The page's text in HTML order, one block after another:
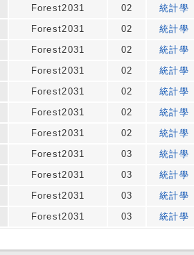
Forest2031 02
統計學
Forest2031 02
統計學
Forest2031 02
統計學
Forest2031 02
統計學
Forest2031 02
統計學
Forest2031 02
統計學
Forest2031 02
統計學
Forest2031 03
統計學
Forest2031 03
統計學
Forest2031 03
統計學
Forest2031 03 統計學